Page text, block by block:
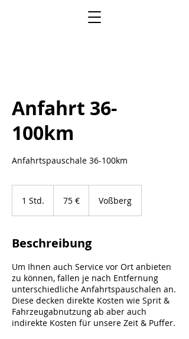
Anfahrt 36-
100km
Anfahrtspauschale 36-100km
1 Std. 75 € Voßberg
Beschreibung
Um Ihnen auch Service vor Ort anbieten
zu können, fallen je nach Entfernung
unterschiedliche Anfahrtspauschalen an.
Diese decken direkte Kosten wie Sprit &
Fahrzeugabnutzung ab aber auch
indirekte Kosten für unsere Zeit & Puffer.